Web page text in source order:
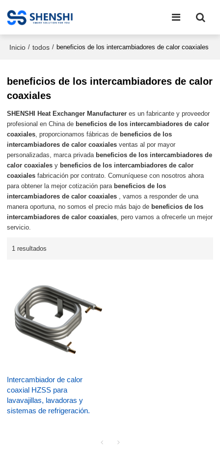
Inicio / todos / beneficios de los intercambiadores de calor coaxiales
beneficios de los intercambiadores de calor
coaxiales
SHENSHI Heat Exchanger Manufacturer​ es un fabricante y proveedor
profesional en China de beneficios de los intercambiadores de calor
coaxiales, proporcionamos fábricas de beneficios de los
intercambiadores de calor coaxiales ventas al por mayor
personalizadas, marca privada beneficios de los intercambiadores de
calor coaxiales y beneficios de los intercambiadores de calor
coaxiales fabricación por contrato. Comuníquese con nosotros ahora
para obtener la mejor cotización para beneficios de los
intercambiadores de calor coaxiales , vamos a responder de una
manera oportuna, no somos el precio más bajo de beneficios de los
intercambiadores de calor coaxiales, pero vamos a ofrecerle un mejor
servicio.
1 resultados
Intercambiador de calor
coaxial HZSS para
lavavajillas, lavadoras y
sistemas de refrigeración.